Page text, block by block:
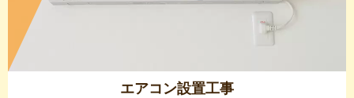
エアコン設置工事